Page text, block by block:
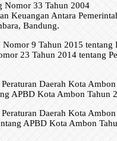
Nomor 33 Tahun 2004
Keuangan Antara
Bandung.
Nomor 9 Tahun 2015 tentang
23 Tahun 2014 tentang
Peraturan Daerah Kota
APBD Kota Ambon Tahun
Peraturan Daerah Kota
APBD Kota Ambon